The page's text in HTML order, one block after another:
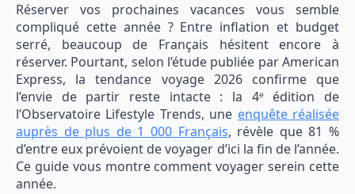
Réserver vos prochaines vacances vous semble
compliqué cette année ? Entre inflation et budget
serré, beaucoup de Français hésitent encore à
réserver. Pourtant, selon l’étude publiée par American
Express, la tendance voyage 2026 confirme que
l’envie de partir reste intacte : la 4ᵉ édition de
l’Observatoire Lifestyle Trends, une enquête réalisée
auprès de plus de 1 000 Français, révèle que 81 %
d’entre eux prévoient de voyager d’ici la fin de l’année.
Ce guide vous montre comment voyager serein cette
année.